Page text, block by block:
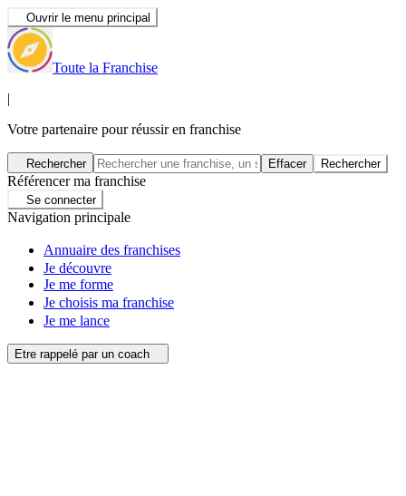
Ouvrir le menu principal
Toute la Franchise
|
Votre partenaire pour réussir en franchise
Rechercher Effacer Rechercher
Référencer ma franchise
Se connecter
Navigation principale
Annuaire des franchises
Je découvre
Je me forme
Je choisis ma franchise
Je me lance
Etre rappelé par un coach